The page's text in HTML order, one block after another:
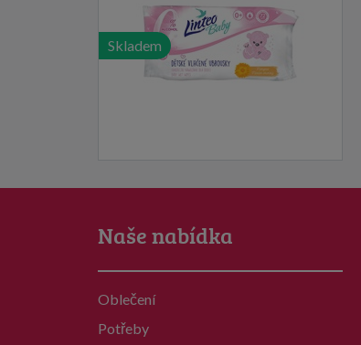
Skladem
Naše nabídka
Oblečení
Potřeby